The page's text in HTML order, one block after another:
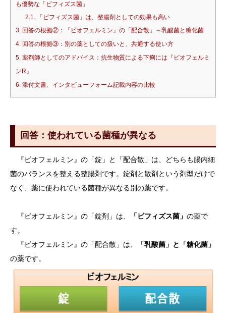
も優勢な「ビフィズス菌」
2.1. 「ビフィズス菌」は、整腸剤としての効果も高い
3. 回答の根拠②：『ビオフェルミン』の「配合散」～乳酸菌と糖化菌
4. 回答の根拠③：別の薬としての扱いと、共通する使い方
5. 薬剤師としてのアドバイス：抗生物質による下痢には『ビオフェルミ
ンR』
6. 添付文書、インタビューフォーム記載内容の比較
回答：使われている菌種が異なる
『ビオフェルミン』の「錠」と「配合散」は、どちらも腸内細
菌のバランスを整える整腸剤です。錠剤と散剤という剤型だけで
なく、薬に使われている菌種が異なる別の薬です。
『ビオフェルミン』の「錠剤」は、 「ビフィズス菌」 の薬で
す。
『ビオフェルミン』の「配合散」は、
「乳酸菌」と「糖化菌」
の薬です。